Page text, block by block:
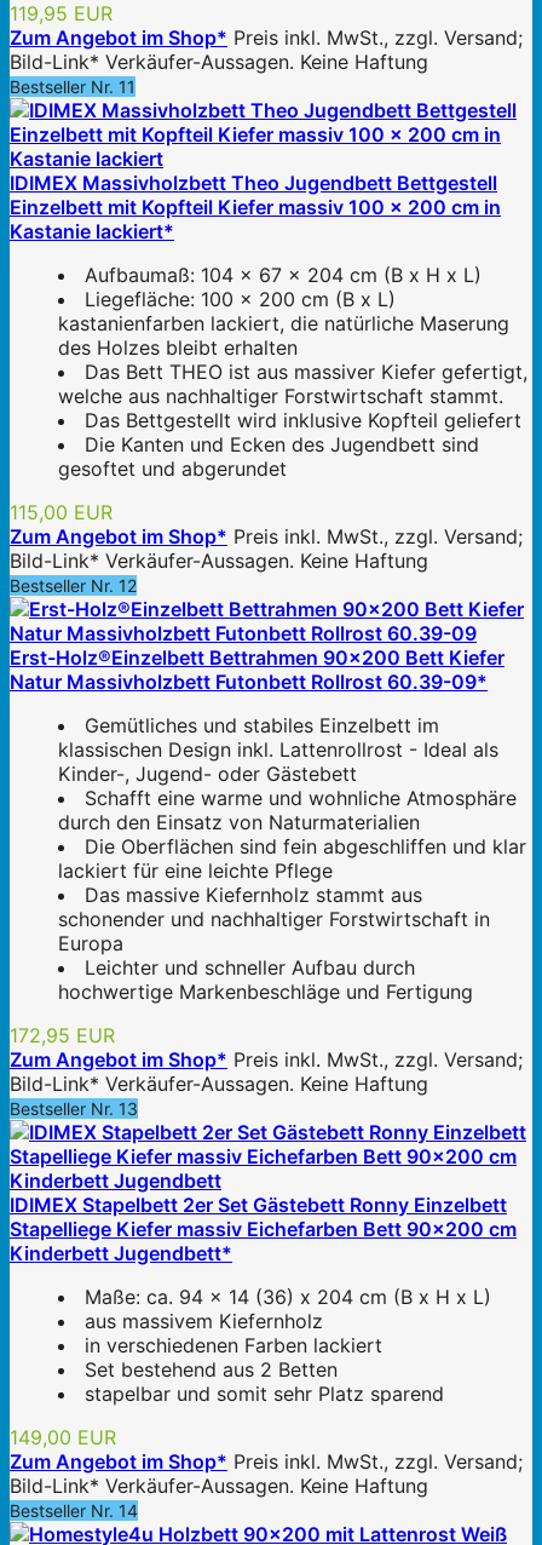
119,95 EUR
Zum Angebot im Shop* Preis inkl. MwSt., zzgl. Versand;
Bild-Link* Verkäufer-Aussagen. Keine Haftung
Bestseller Nr. 11
IDIMEX Massivholzbett Theo Jugendbett Bettgestell
Einzelbett mit Kopfteil Kiefer massiv 100 x 200 cm in
Kastanie lackiert*
Aufbaumaß: 104 x 67 x 204 cm (B x H x L)
Liegefläche: 100 x 200 cm (B x L)
kastanienfarben lackiert, die natürliche Maserung
des Holzes bleibt erhalten
Das Bett THEO ist aus massiver Kiefer gefertigt,
welche aus nachhaltiger Forstwirtschaft stammt.
Das Bettgestellt wird inklusive Kopfteil geliefert
Die Kanten und Ecken des Jugendbett sind
gesoftet und abgerundet
115,00 EUR
Zum Angebot im Shop* Preis inkl. MwSt., zzgl. Versand;
Bild-Link* Verkäufer-Aussagen. Keine Haftung
Bestseller Nr. 12
Erst-Holz®Einzelbett Bettrahmen 90x200 Bett Kiefer
Natur Massivholzbett Futonbett Rollrost 60.39-09*
Gemütliches und stabiles Einzelbett im
klassischen Design inkl. Lattenrollrost - Ideal als
Kinder-, Jugend- oder Gästebett
Schafft eine warme und wohnliche Atmosphäre
durch den Einsatz von Naturmaterialien
Die Oberflächen sind fein abgeschliffen und klar
lackiert für eine leichte Pflege
Das massive Kiefernholz stammt aus
schonender und nachhaltiger Forstwirtschaft in
Europa
Leichter und schneller Aufbau durch
hochwertige Markenbeschläge und Fertigung
172,95 EUR
Zum Angebot im Shop* Preis inkl. MwSt., zzgl. Versand;
Bild-Link* Verkäufer-Aussagen. Keine Haftung
Bestseller Nr. 13
IDIMEX Stapelbett 2er Set Gästebett Ronny Einzelbett
Stapelliege Kiefer massiv Eichefarben Bett 90x200 cm
Kinderbett Jugendbett*
Maße: ca. 94 x 14 (36) x 204 cm (B x H x L)
aus massivem Kiefernholz
in verschiedenen Farben lackiert
Set bestehend aus 2 Betten
stapelbar und somit sehr Platz sparend
149,00 EUR
Zum Angebot im Shop* Preis inkl. MwSt., zzgl. Versand;
Bild-Link* Verkäufer-Aussagen. Keine Haftung
Bestseller Nr. 14